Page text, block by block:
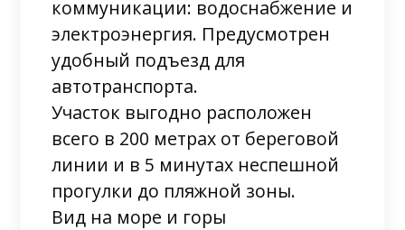
коммуникации: водоснабжение и
электроэнергия. Предусмотрен
удобный подъезд для
автотранспорта.
Участок выгодно расположен
всего в 200 метрах от береговой
линии и в 5 минутах неспешной
прогулки до пляжной зоны.
Вид на море и горы